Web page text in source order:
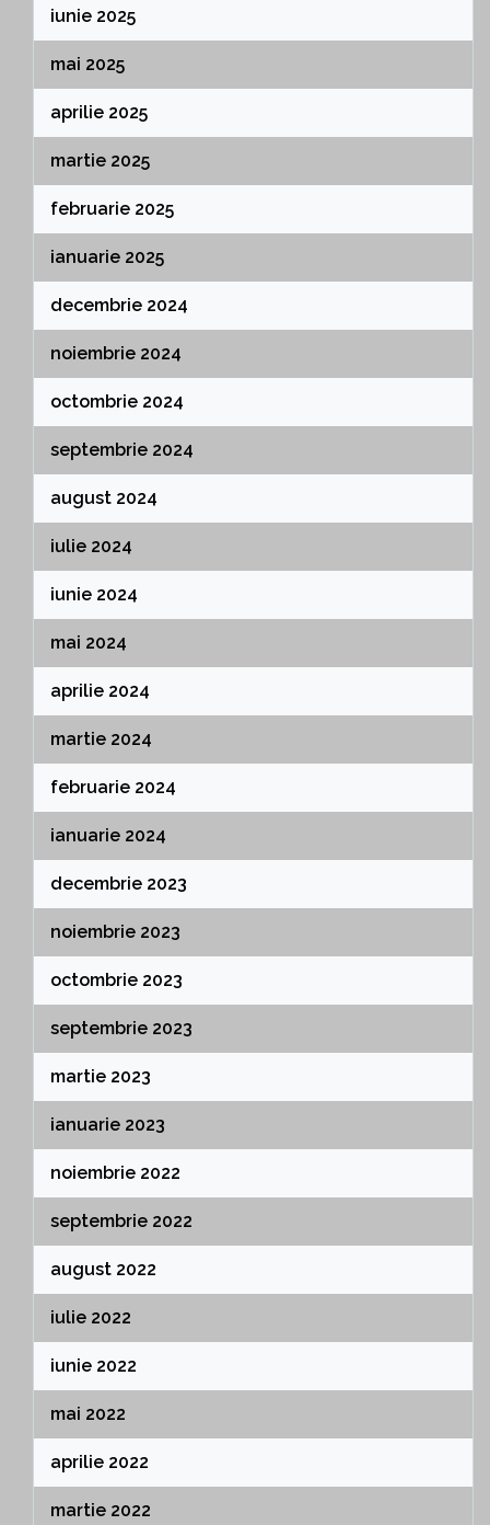
iunie 2025
mai 2025
aprilie 2025
martie 2025
februarie 2025
ianuarie 2025
decembrie 2024
noiembrie 2024
octombrie 2024
septembrie 2024
august 2024
iulie 2024
iunie 2024
mai 2024
aprilie 2024
martie 2024
februarie 2024
ianuarie 2024
decembrie 2023
noiembrie 2023
octombrie 2023
septembrie 2023
martie 2023
ianuarie 2023
noiembrie 2022
septembrie 2022
august 2022
iulie 2022
iunie 2022
mai 2022
aprilie 2022
martie 2022